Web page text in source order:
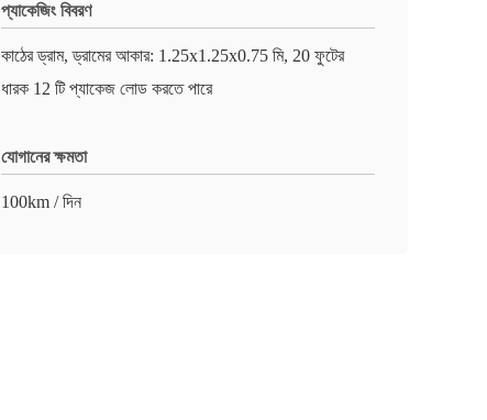
প্যাকেজিং বিবরণ
কাঠের ড্রাম, ড্রামের আকার: 1.25x1.25x0.75 মি, 20 ফুটের
ধারক 12 টি প্যাকেজ লোড করতে পারে
যোগানের ক্ষমতা
100km / দিন